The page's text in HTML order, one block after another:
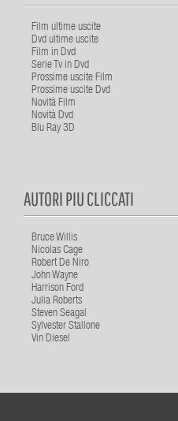
Film ultime uscite
Dvd ultime uscite
Film in Dvd
Serie Tv in Dvd
Prossime uscite Film
Prossime uscite Dvd
Novità Film
Novità Dvd
Blu Ray 3D
AUTORI PIU CLICCATI
Bruce Willis
Nicolas Cage
Robert De Niro
John Wayne
Harrison Ford
Julia Roberts
Steven Seagal
Sylvester Stallone
Vin Diesel